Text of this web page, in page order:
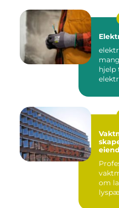
hjelp
om